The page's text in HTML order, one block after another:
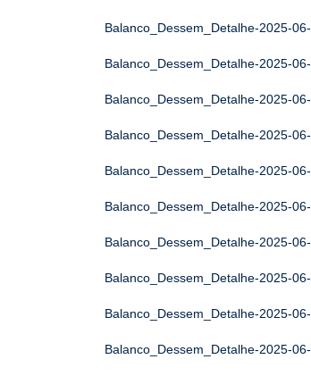
Balanco_Dessem_Detalhe-2025-
Balanco_Dessem_Detalhe-2025-
Balanco_Dessem_Detalhe-2025-
Balanco_Dessem_Detalhe-2025-
Balanco_Dessem_Detalhe-2025-
Balanco_Dessem_Detalhe-2025-
Balanco_Dessem_Detalhe-2025-
Balanco_Dessem_Detalhe-2025-
Balanco_Dessem_Detalhe-2025-
Balanco_Dessem_Detalhe-2025-